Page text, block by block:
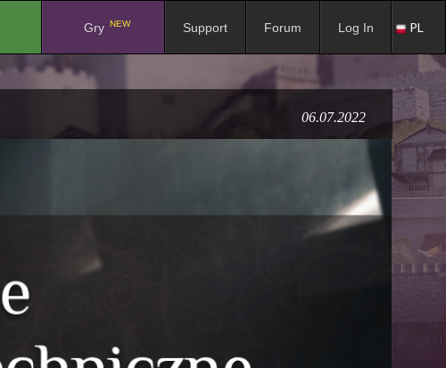
Gry NEW Support Forum Log In PL
06.07.2022